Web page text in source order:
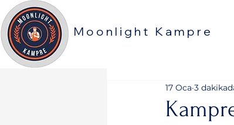
Moonlight Kampre
17 Oca 3